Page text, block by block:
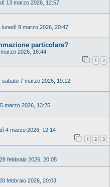
13 marzo 2026, 12:57
lunedì 9 marzo 2026, 20:47
particolare?
2026, 16:44
1 2
sabato 7 marzo 2026, 19:12
marzo 2026, 13:25
4 marzo 2026, 12:14
1 2 3
febbraio 2026, 20:05
febbraio 2026, 20:03